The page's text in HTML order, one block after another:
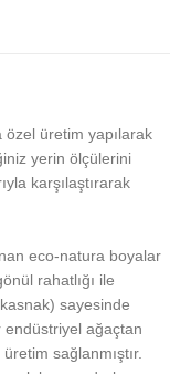
özel üretim yapılarak
yerin ölçülerini
karşılaştırarak
eco-natura boyalar
rahatlığı ile
sayesinde
endüstriyel ağaçtan
sağlanmıştır.